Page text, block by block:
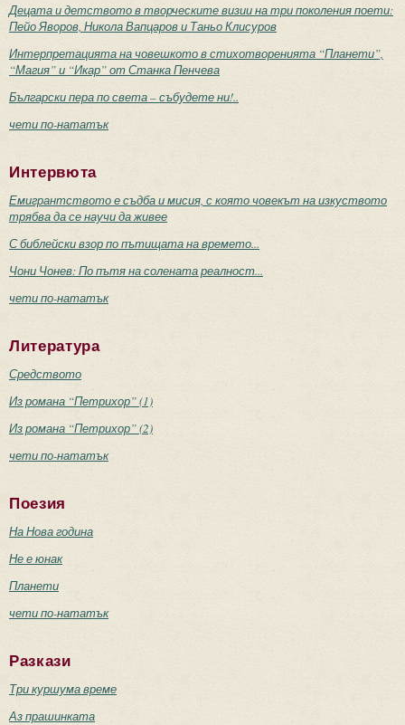
Децата и детството в творческите визии на три поколения поети:
Пейо Яворов, Никола Вапцаров и Таньо Клисуров
Интерпретацията на човешкото в стихотворенията “Планети”,
“Магия” и “Икар” от Станка Пенчева
Български пера по света – събудете ни!..
чети по-нататък
Интервюта
Емигрантството е съдба и мисия, с която човекът на изкуството
трябва да се научи да живее
С библейски взор по пътищата на времето...
Чони Чонев: По пътя на солената реалност...
чети по-нататък
Литература
Средството
Из романа “Петрихор” (1)
Из романа “Петрихор” (2)
чети по-нататък
Поезия
На Нова година
Не е юнак
Планети
чети по-нататък
Разкази
Три куршума време
Аз прашинката